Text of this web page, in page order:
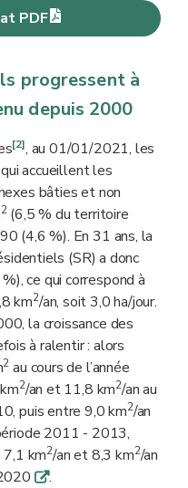
PDF
progressent à
depuis 2000
[2], au 01/01/2021, les
accueillent les
bâties et non
2(6,5 % du territoire
(4,6 %). En 31 ans, la
(SR) a donc
ce qui correspond à
km2/an, soit 3,0 ha/jour.
la croissance des
à ralentir : alors
2 au cours de l’année
2/an et 11,8 km2/an au
puis entre 9,0 km2/an
2011 - 2013,
km2/an et 8,3 km2/an
q.